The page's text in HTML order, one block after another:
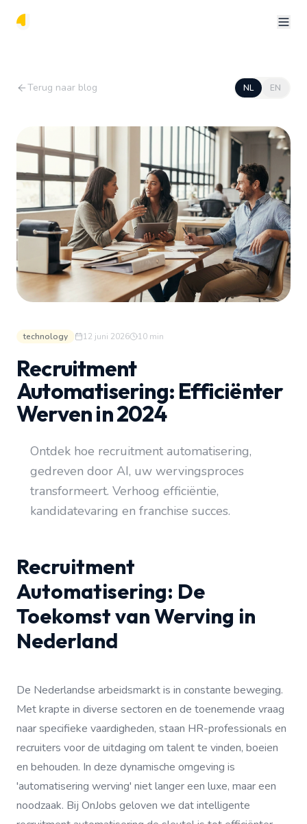
Terug naar blog NL EN
technology 12 juni 2026 10 min
Recruitment
Automatisering: Efficiënter
Werven in 2024
Ontdek hoe recruitment automatisering,
gedreven door AI, uw wervingsproces
transformeert. Verhoog efficiëntie,
kandidatevaring en franchise succes.
Recruitment
Automatisering: De
Toekomst van Werving in
Nederland
De Nederlandse arbeidsmarkt is in constante beweging.
Met krapte in diverse sectoren en de toenemende vraag
naar specifieke vaardigheden, staan HR-professionals en
recruiters voor de uitdaging om talent te vinden, boeien
en behouden. In deze dynamische omgeving is
'automatisering werving' niet langer een luxe, maar een
noodzaak. Bij OnJobs geloven we dat intelligente